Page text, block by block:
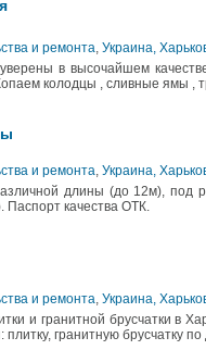
и ремонта, Украина,
в высочайшем
колодцы , сливные ямы ,
и ремонта, Украина,
длины (до 12м), под
Паспорт качества ОТК.
и ремонта, Украина,
и гранитной брусчатки в
гранитную брусчатку